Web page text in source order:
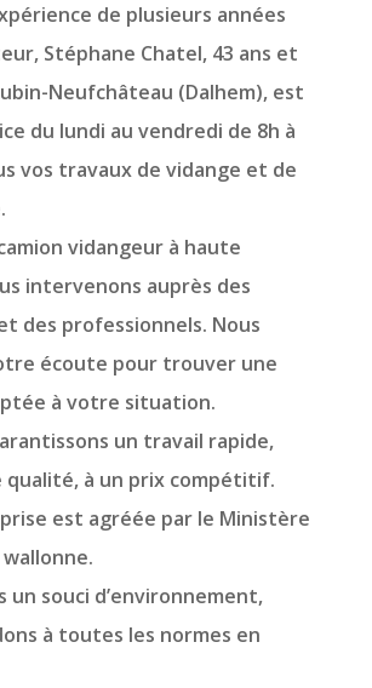
de plusieurs années
Stéphane Chatel, 43 ans et
Neufchâteau (Dalhem), est
du lundi au vendredi de 8h à
vos travaux de vidange et de
vidangeur à haute
intervenons auprès des
des professionnels. Nous
écoute pour trouver une
à votre situation.
un travail rapide,
qualité, à un prix compétitif.
est agréée par le Ministère
un souci d’environnement,
à toutes les normes en